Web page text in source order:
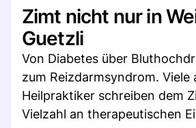
Zimt nicht nur in
Guetzli
Von Diabetes über
zum Reizdarmsyndrom. Viele
Heilpraktiker schreiben dem
Vielzahl an therapeutischen